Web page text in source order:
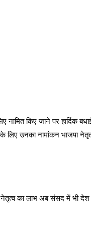
नामित किए जाने पर
उनका नामांकन भाजपा
का लाभ अब संसद में भी देश